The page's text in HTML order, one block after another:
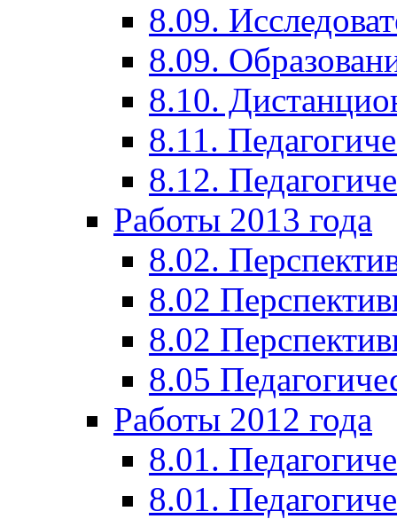
8.09.
8.09.
8.10.
8.11.
8.12.
Работы 2013 года
8.02.
8.02
8.02
8.05
Работы 2012 года
8.01.
8.01.